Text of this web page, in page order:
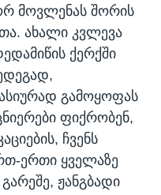
მოვლენას შორის
ახალი კვლევა
ქერქში
გამოყოფას
ფიქრობენ,
ჩვენს
ერთი ყველაზე
ჟანგბადი